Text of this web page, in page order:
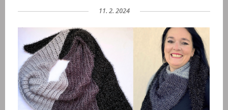
11. 2. 2024